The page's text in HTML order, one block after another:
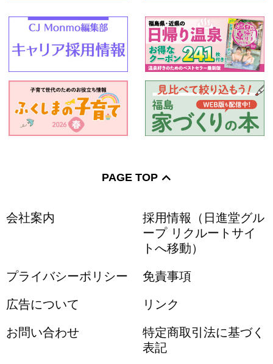
PAGE TOP
会社案内
採用情報（日進堂グル
ープ リクルートサイ
トへ移動）
プライバシーポリシー 免責事項
広告について リンク
お問い合わせ
特定商取引法に基づく
表記